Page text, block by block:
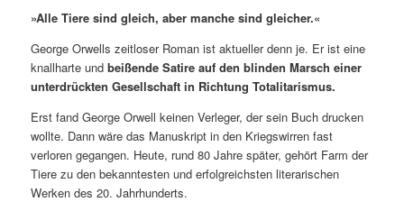
»Alle Tiere sind gleich, aber manche sind gleicher.«
George Orwells zeitloser Roman ist aktueller denn je. Er ist eine
knallharte undbeißende Satire auf den blinden Marsch einer
unterdrückten Gesellschaft in Richtung Totalitarismus.
Erst fand George Orwell keinen Verleger, der sein Buch drucken
wollte. Dann wäre das Manuskript in den Kriegswirren fast
verloren gegangen. Heute, rund 80 Jahre später, gehört Farm der
Tiere zu den bekanntesten und erfolgreichsten literarischen
Werken des 20. Jahrhunderts.